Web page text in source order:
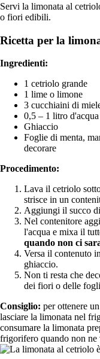
Servi la limonata al
o fiori edibili.
Ricetta per la
Ingredienti:
1 cetriolo grande
1 lime o limone
3 cucchiaini di
0,5 – 1 litro d'acqua
Ghiaccio
Foglie di menta,
decorare
Procedimento:
Lava il cetriolo
strisce in un
Aggiungi il succo
Nel contenitore
l'acqua e mixa il
quando non ci
Versa il contenuto
ghiaccio.
Non ti resta che
dei fiori o delle
Consiglio: per ottenere
lasciare la limonata nel
consumare la limonata
frigorifero quando non ne